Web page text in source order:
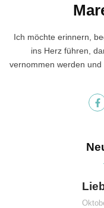
Ich möchte erinnern,
ins Herz führen,
vernommen werden